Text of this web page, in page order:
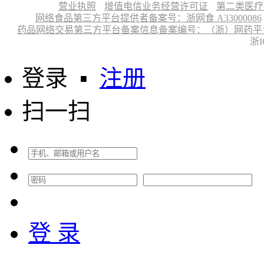
营业执照 增值电信业务经营许可证
第二类医
网络食品第三方平台提供者备案号：浙网食 A33000086
药品网络交易第三方平台备案信息备案编号：（浙）网药平
浙
登录 ▪ 注册
扫一扫
登 录